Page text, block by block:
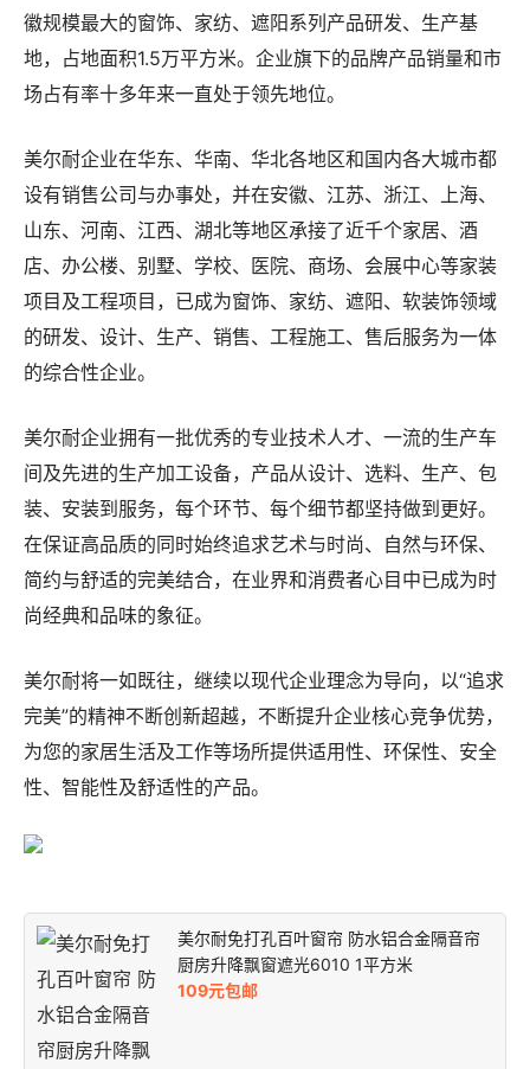
徽规模最大的窗饰、家纺、遮阳系列产品研发、生产基
地，占地面积1.5万平方米。企业旗下的品牌产品销量和市
场占有率十多年来一直处于领先地位。
美尔耐企业在华东、华南、华北各地区和国内各大城市都
设有销售公司与办事处，并在安徽、江苏、浙江、上海、
山东、河南、江西、湖北等地区承接了近千个家居、酒
店、办公楼、别墅、学校、医院、商场、会展中心等家装
项目及工程项目，已成为窗饰、家纺、遮阳、软装饰领域
的研发、设计、生产、销售、工程施工、售后服务为一体
的综合性企业。
美尔耐企业拥有一批优秀的专业技术人才、一流的生产车
间及先进的生产加工设备，产品从设计、选料、生产、包
装、安装到服务，每个环节、每个细节都坚持做到更好。
在保证高品质的同时始终追求艺术与时尚、自然与环保、
简约与舒适的完美结合，在业界和消费者心目中已成为时
尚经典和品味的象征。
美尔耐将一如既往，继续以现代企业理念为导向，以“追求
完美”的精神不断创新超越，不断提升企业核心竞争优势，
为您的家居生活及工作等场所提供适用性、环保性、安全
性、智能性及舒适性的产品。
美尔耐免打孔百叶窗帘 防水铝合金隔音帘
厨房升降飘窗遮光6010 1平方米
109元包邮